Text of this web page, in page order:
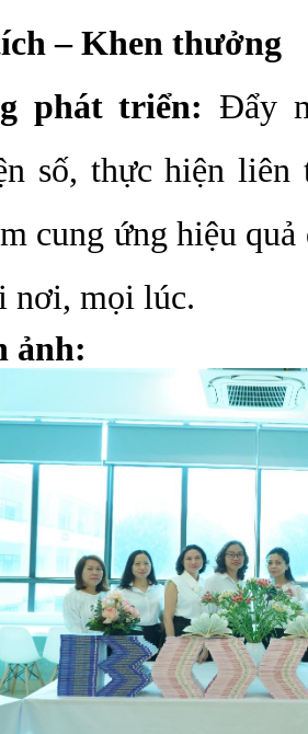
– Khen thưởng
phát triển: Đẩy
số, thực hiện
cung ứng hiệu
nơi, mọi lúc.
ảnh: